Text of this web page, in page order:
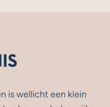
is wellicht een klein